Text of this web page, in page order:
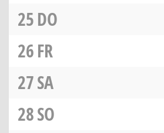
25DO
26FR
27SA
28SO